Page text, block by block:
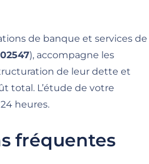
de banque et services de
), accompagne les
de leur dette et
total. L’étude de votre
heures.
fréquentes